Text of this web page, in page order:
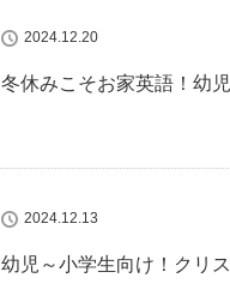
2024.12.20
冬休みこそお家英語！幼
2024.12.13
幼児～小学生向け！クリ